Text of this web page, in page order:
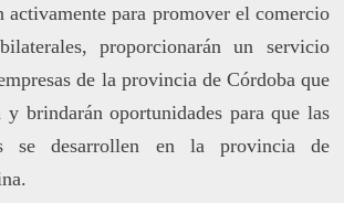
activamente para promover el comercio
proporcionarán un servicio
de la provincia de Córdoba que
y brindarán oportunidades para que las
se desarrollen en la provincia de